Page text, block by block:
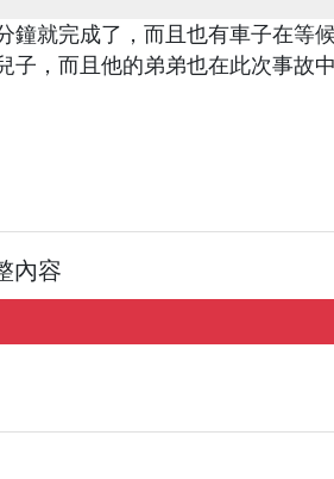
鐘就完成了，而且也有車子在等
子，而且他的弟弟也在此次事故
內容